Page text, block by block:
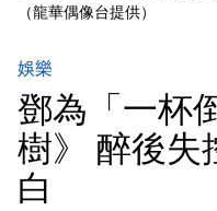
（龍華偶像台提供）
娛樂
鄧為「一
樹》 醉後失
白